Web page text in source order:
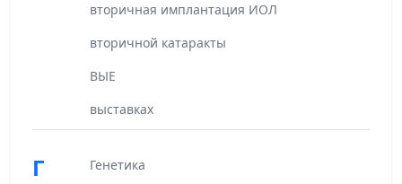
вторичная имплантация ИОЛ
вторичной катаракты
ВЫЕ
выставках
Г
Генетика